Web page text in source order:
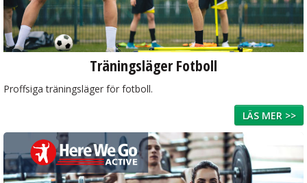
Träningsläger Fotboll
Proffsiga träningsläger för fotboll.
LÄS MER >>